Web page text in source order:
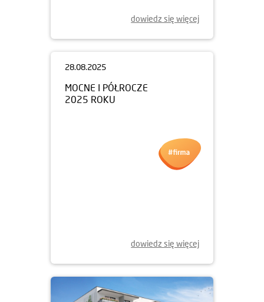
dowiedz się więcej
dowiedz się więcej